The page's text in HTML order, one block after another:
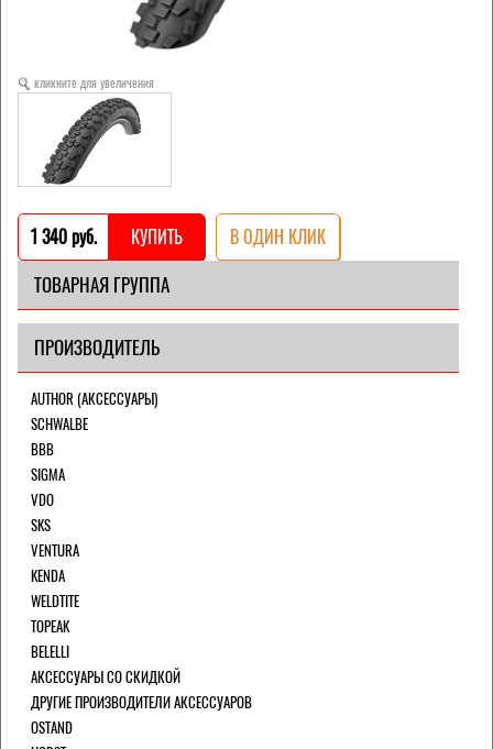
кликните для увеличения
1 340 pуб. КУПИТЬ В ОДИН КЛИК
ТОВАРНАЯ ГРУППА
ПРОИЗВОДИТЕЛЬ
AUTHOR (АКСЕССУАРЫ)
SCHWALBE
BBB
SIGMA
VDO
SKS
VENTURA
KENDA
WELDTITE
TOPEAK
BELELLI
АКСЕССУАРЫ СО СКИДКОЙ
ДРУГИЕ ПРОИЗВОДИТЕЛИ АКСЕССУАРОВ
OSTAND